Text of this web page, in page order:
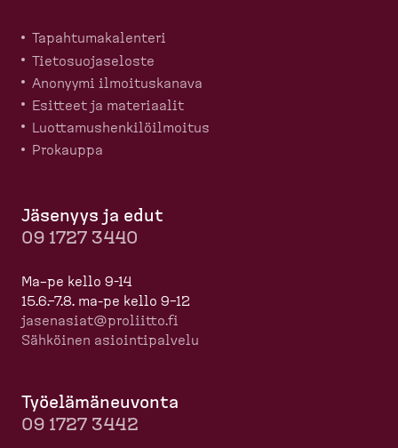
Tapahtu­ma­ka­lenteri
Tietosuo­ja­seloste
Anonyymi ilmoitus­kanava
Esitteet ja materiaalit
Luotta­mus­hen­ki­löil­moitus
Prokauppa
Jäsenyys ja edut
09 1727 3440
Ma–pe kello 9-14
15.6.–7.8. ma-pe kello 9–12
jasenasiat@proliitto.fi
Sähköinen asioin­ti­palvelu
Työelä­mä­neuvonta
09 1727 3442